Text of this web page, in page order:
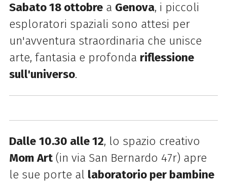
Sabato 18 ottobrea Genova, i piccoli
esploratori spaziali sono attesi per
un'avventura straordinaria che unisce
arte, fantasia e profonda riflessione
sull'universo.
Dalle 10.30 alle 12, lo spazio creativo
Mom Art(in via San Bernardo 47r) apre
le sue porte al laboratorio per bambine